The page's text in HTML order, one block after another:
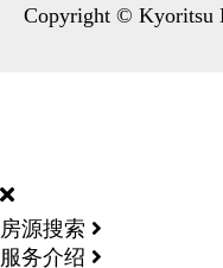
Copyright © Kyoritsu
房源搜索
服务介绍